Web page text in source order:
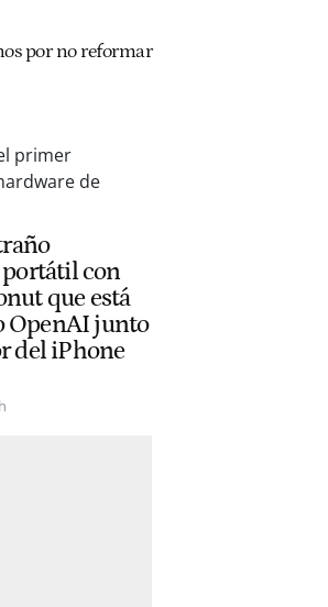
por no reformar
con
que está
OpenAI junto
del iPhone